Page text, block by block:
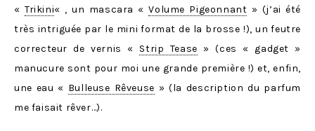
« Trikini« , un mascara «Volume Pigeonnant » (j’ai été
très intriguée par le mini format de la brosse !), un feutre
correcteur de vernis « Strip Tease » (ces « gadget »
manucure sont pour moi une grande première !) et, enfin,
une eau « Bulleuse Rêveuse » (la description du parfum
me faisait rêver…).